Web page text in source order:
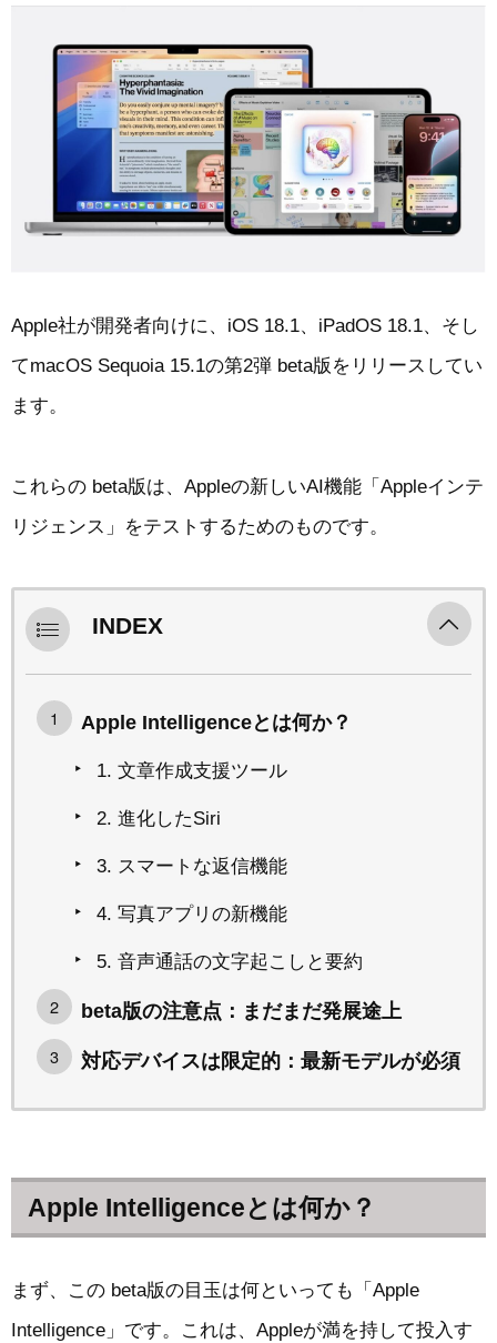
Apple社が開発者向けに、iOS 18.1、iPadOS 18.1、そし
てmacOS Sequoia 15.1の第2弾 beta版をリリースしてい
ます。
これらの beta版は、Appleの新しいAI機能「Appleインテ
リジェンス」をテストするためのものです。
INDEX
Apple Intelligenceとは何か？
1. 文章作成支援ツール
2. 進化したSiri
3. スマートな返信機能
4. 写真アプリの新機能
5. 音声通話の文字起こしと要約
beta版の注意点：まだまだ発展途上
対応デバイスは限定的：最新モデルが必須
Apple Intelligenceとは何か？
まず、この beta版の目玉は何といっても「Apple
Intelligence」です。これは、Appleが満を持して投入す